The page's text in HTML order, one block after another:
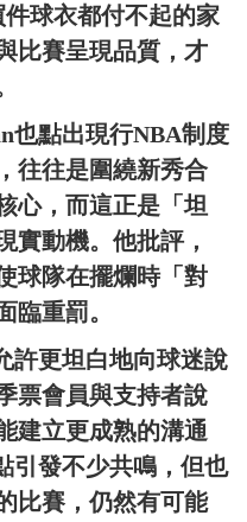
球衣都付不起的家
比賽呈現品質，才
也點出現行NBA制度
往往是圍繞新秀合
心，而這正是「坦
實動機。他批評，
球隊在擺爛時「對
臨重罰。
許更坦白地向球迷說
票會員與支持者說
建立更成熟的溝通
引發不少共鳴，但也
比賽，仍然有可能